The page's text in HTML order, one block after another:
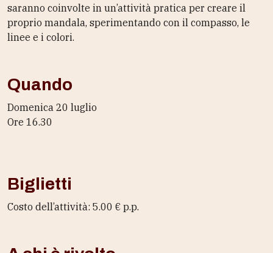
saranno coinvolte in un’attività pratica per creare il
proprio mandala, sperimentando con il compasso, le
linee e i colori.
Quando
Domenica 20 luglio
Ore 16.30
Biglietti
Costo dell’attività: 5.00 € p.p.